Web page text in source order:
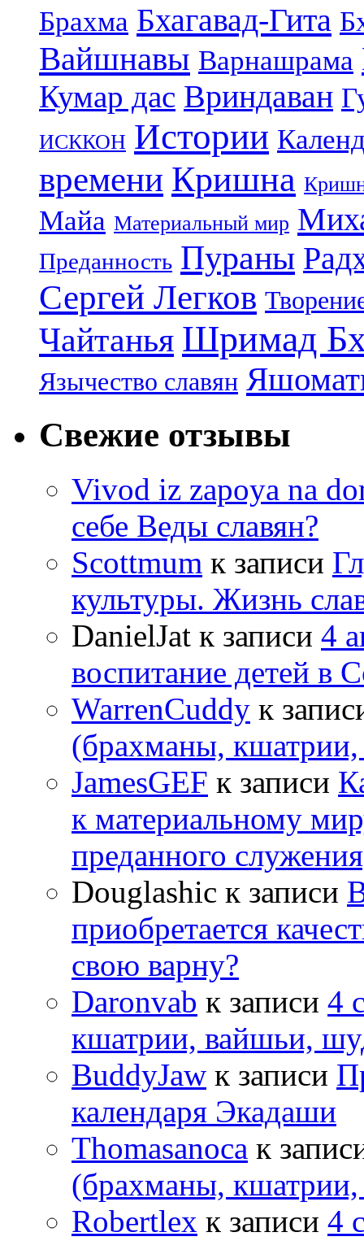
Брахма Бхагавад-Гита
Вайшнавы Варнашрама
Кумар дас Вриндаван
ИСККОН Истории
времени Кришна
Майа Материальный мир
Преданность Пураны
Сергей Легков
Чайтанья Шримад
Язычество славян
Свежие отзывы
Vivod iz zapoya na
себе Веды славян?
Scottmum к записи
культуры. Жизнь
DanielJat к записи 4
воспитание детей в
WarrenCuddy к
(брахманы,
JamesGEF к записи
к материальному
преданного
Douglashic к записи
приобретается
свою варну?
Daronvab к записи 4
кшатрии, вайшьи,
BuddyJaw к записи
календаря Экадаши
Thomasanoca к
(брахманы,
Robertlex к записи 4